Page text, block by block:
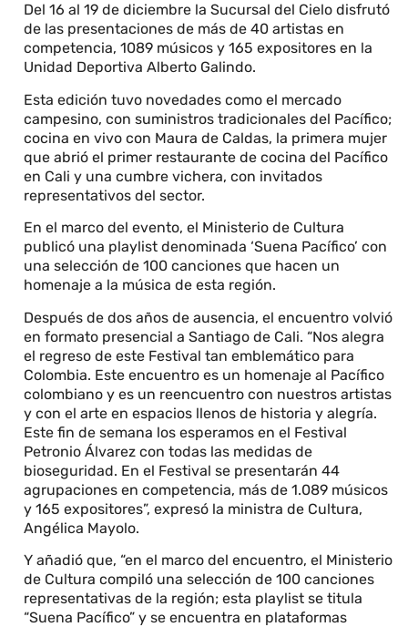
Del 16 al 19 de diciembre la Sucursal del Cielo disfrutó
de las presentaciones de más de 40 artistas en
competencia, 1089 músicos y 165 expositores en la
Unidad Deportiva Alberto Galindo.
Esta edición tuvo novedades como el mercado
campesino, con suministros tradicionales del Pacífico;
cocina en vivo con Maura de Caldas, la primera mujer
que abrió el primer restaurante de cocina del Pacífico
en Cali y una cumbre vichera, con invitados
representativos del sector.
En el marco del evento, el Ministerio de Cultura
publicó una playlist denominada ‘Suena Pacífico’ con
una selección de 100 canciones que hacen un
homenaje a la música de esta región.
Después de dos años de ausencia, el encuentro volvió
en formato presencial a Santiago de Cali. “Nos alegra
el regreso de este Festival tan emblemático para
Colombia. Este encuentro es un homenaje al Pacífico
colombiano y es un reencuentro con nuestros artistas
y con el arte en espacios llenos de historia y alegría.
Este fin de semana los esperamos en el Festival
Petronio Álvarez con todas las medidas de
bioseguridad. En el Festival se presentarán 44
agrupaciones en competencia, más de 1.089 músicos
y 165 expositores”, expresó la ministra de Cultura,
Angélica Mayolo.
Y añadió que, “en el marco del encuentro, el Ministerio
de Cultura compiló una selección de 100 canciones
representativas de la región; esta playlist se titula
“Suena Pacífico” y se encuentra en plataformas